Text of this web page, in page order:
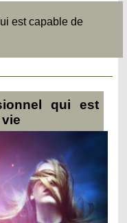
est capable de
qui est